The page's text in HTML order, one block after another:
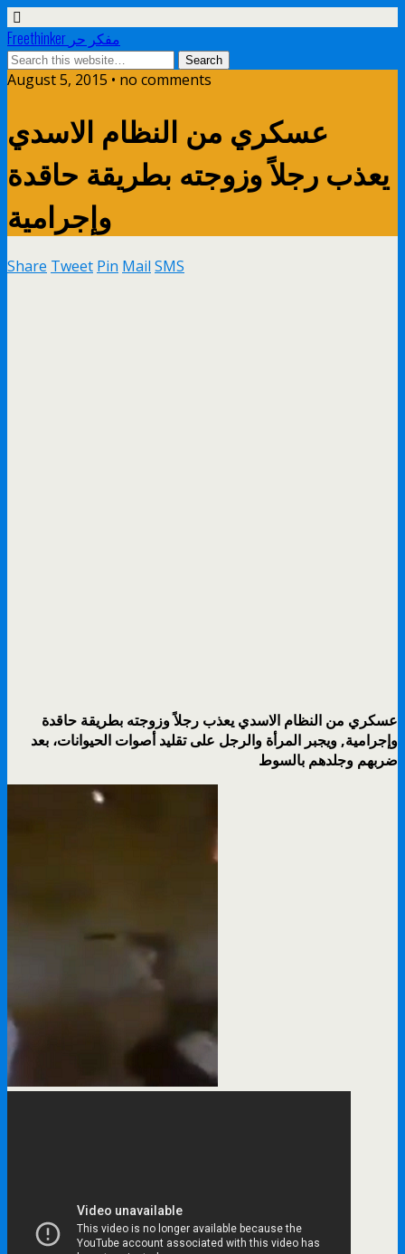
Freethinker مفكر حر
August 5, 2015 • no comments
عسكري من النظام الاسدي
يعذب رجلاً وزوجته بطريقة حاقدة
وإجرامية
Share Tweet Pin Mail SMS
عسكري من النظام الاسدي يعذب رجلاً وزوجته بطريقة حاقدة
وإجرامية, ويجبر المرأة والرجل على تقليد أصوات الحيوانات، بعد
ضربهم وجلدهم بالسوط